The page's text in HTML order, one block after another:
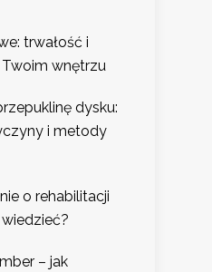
trwałość i
wnętrzu
dysku:
i metody
o rehabilitacji
– jak